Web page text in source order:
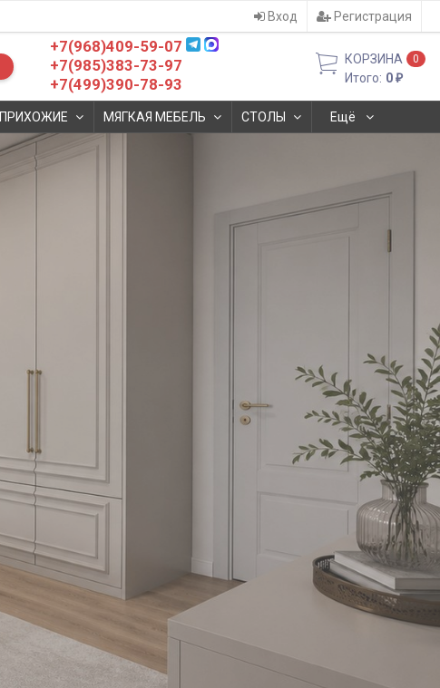
Вход Регистрация
+7(968)409-59-07
+7(985)383-73-97
+7(499)390-78-93
КОРЗИНА 0
Итого: 0₽
ПРИХОЖИЕ МЯГКАЯ МЕБЕЛЬ СТОЛЫ Ещё